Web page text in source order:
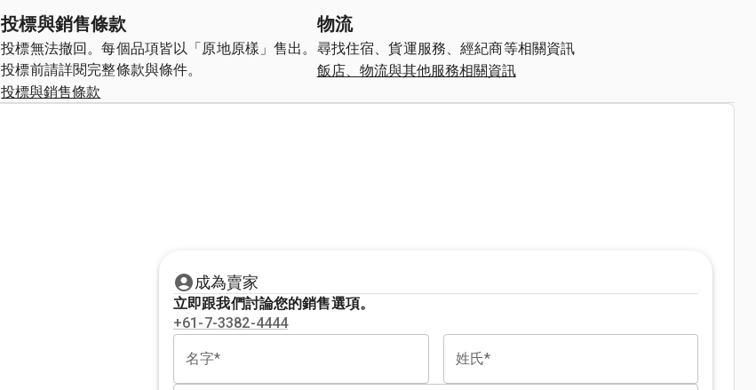
投標與銷售條款
投標無法撤回。每個品項皆以「原地原樣」售出。
投標前請詳閱完整條款與條件。
投標與銷售條款
物流
尋找住宿、貨運服務、經紀商等相關資訊
飯店、物流與其他服務相關資訊
成為賣家
立即跟我們討論您的銷售選項。
+61-7-3382-4444
名字* 姓氏*